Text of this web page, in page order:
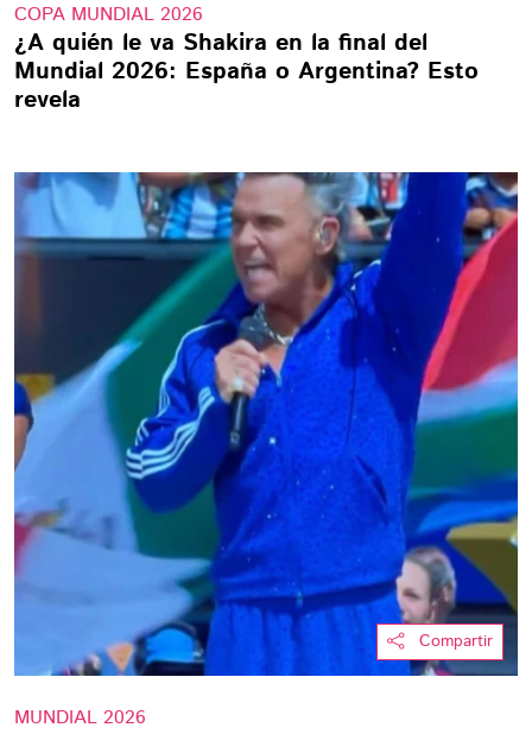
COPA MUNDIAL 2026
¿A quién le va Shakira en la final del
Mundial 2026: España o Argentina? Esto
revela
Compartir
MUNDIAL 2026